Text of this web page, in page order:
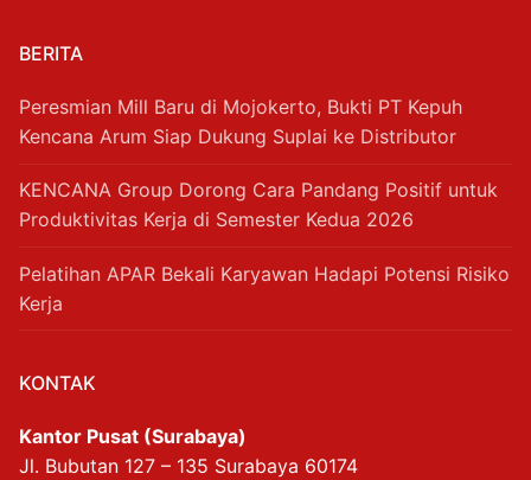
BERITA
Peresmian Mill Baru di Mojokerto, Bukti PT Kepuh
Kencana Arum Siap Dukung Suplai ke Distributor
KENCANA Group Dorong Cara Pandang Positif untuk
Produktivitas Kerja di Semester Kedua 2026
Pelatihan APAR Bekali Karyawan Hadapi Potensi Risiko
Kerja
KONTAK
Kantor Pusat (Surabaya)
Jl. Bubutan 127 – 135 Surabaya 60174